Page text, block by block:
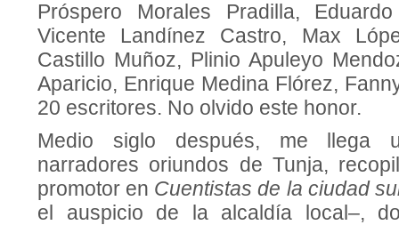
Próspero Morales Pradilla,
Vicente Landínez Castro, Max
Castillo Muñoz, Plinio Apuleyo
Aparicio, Enrique Medina Flórez,
20 escritores. No olvido este honor.
Medio siglo después, me llega
narradores oriundos de Tunja,
promotor en Cuentistas de la ciudad
el auspicio de la alcaldía local–,